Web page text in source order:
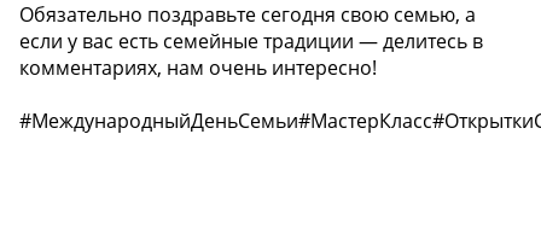
Обязательно поздравьте сегодня свою семью, а
если у вас есть семейные традиции — делитесь в
комментариях, нам очень интересно!